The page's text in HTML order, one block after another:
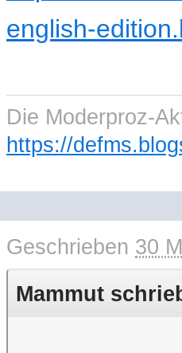
english-
Die Moderproz-
https://
Geschrieben 30
Mammut